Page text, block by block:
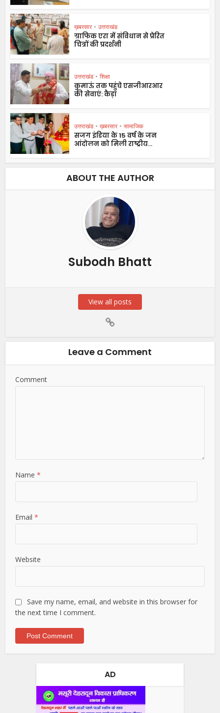
ख़बरसार • उत्तराखंड
ग्राफिक एरा में संविधान से प्रेरित
चित्रों की प्रदर्शनी
उत्तराखंड • शिक्षा
कुमाऊं तक पहुंचे एसजीआरआर
की सेवाएं: कैड़ा
उत्तराखंड • ख़बरसार • सामाजिक
सजग इंडिया के 15 वर्ष के जन
आंदोलन को मिली राष्ट्रीय...
ABOUT THE AUTHOR
Subodh Bhatt
View all posts
Leave a Comment
Comment
Name*
Email*
Website
Save my name, email, and website in this browser for
the next time I comment.
AD